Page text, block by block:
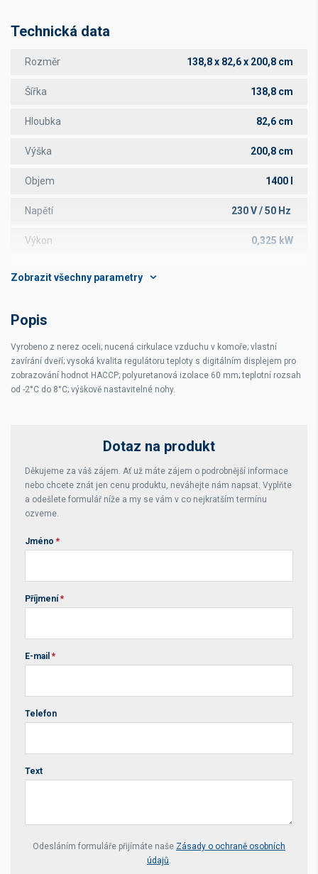
Technická data
Rozměr 138,8 x 82,6 x 200,8 cm
Šířka 138,8 cm
Hloubka 82,6 cm
Výška 200,8 cm
Objem 1400 l
Napětí 230 V / 50 Hz
Výkon 0,325 kW
Kapacita
Popis
Vyrobeno z nerez oceli; nucená cirkulace vzduchu v komoře; vlastní
zavírání dveří; vysoká kvalita regulátoru teploty s digitálním displejem pro
zobrazování hodnot HACCP; polyuretanová izolace 60 mm; teplotní rozsah
od -2°C do 8°C; výškově nastavitelné nohy.
Dotaz na produkt
Děkujeme za váš zájem. Ať už máte zájem o podrobnější informace
nebo chcete znát jen cenu produktu, neváhejte nám napsat. Vyplňte
a odešlete formulář níže a my se vám v co nejkratším termínu
ozveme.
Jméno *
Příjmení *
E-mail *
Telefon
Text
Your website *
Odesláním formuláře přijímáte naše Zásady o ochraně osobních
údajů.